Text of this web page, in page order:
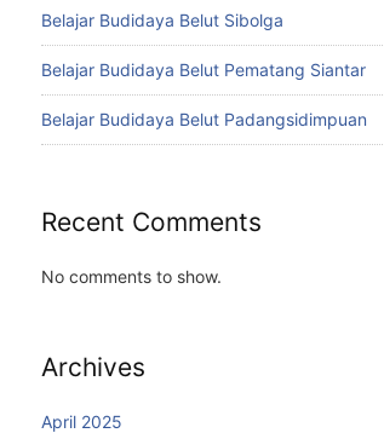
Belajar Budidaya Belut Sibolga
Belajar Budidaya Belut Pematang Siantar
Belajar Budidaya Belut Padangsidimpuan
Recent Comments
No comments to show.
Archives
April 2025